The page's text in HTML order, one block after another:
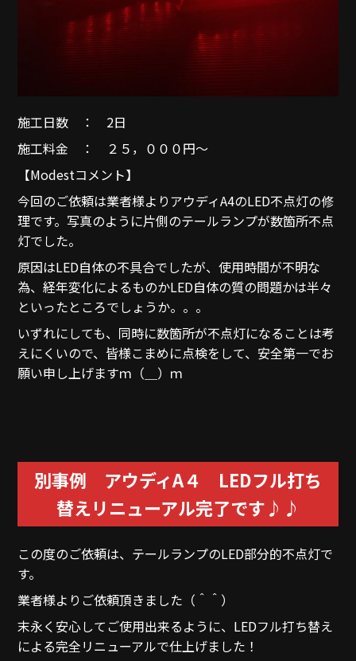
施工日数 ： 2日
施工料金 ： ２５，０００円～
【Modestコメント】
今回のご依頼は業者様よりアウディA4のLED不点灯の修
理です。写真のように片側のテールランプが数箇所不点
灯でした。
原因はLED自体の不具合でしたが、使用時間が不明な
為、経年変化によるものかLED自体の質の問題かは半々
といったところでしょうか。。。
いずれにしても、同時に数箇所が不点灯になることは考
えにくいので、皆様こまめに点検をして、安全第一でお
願い申し上げますｍ（＿）ｍ
別事例 アウディA４ LEDフル打ち
替えリニューアル完了です♪♪
この度のご依頼は、テールランプのLED部分的不点灯で
す。
業者様よりご依頼頂きました（＾＾）
末永く安心してご使用出来るように、LEDフル打ち替え
による完全リニューアルで仕上げました！